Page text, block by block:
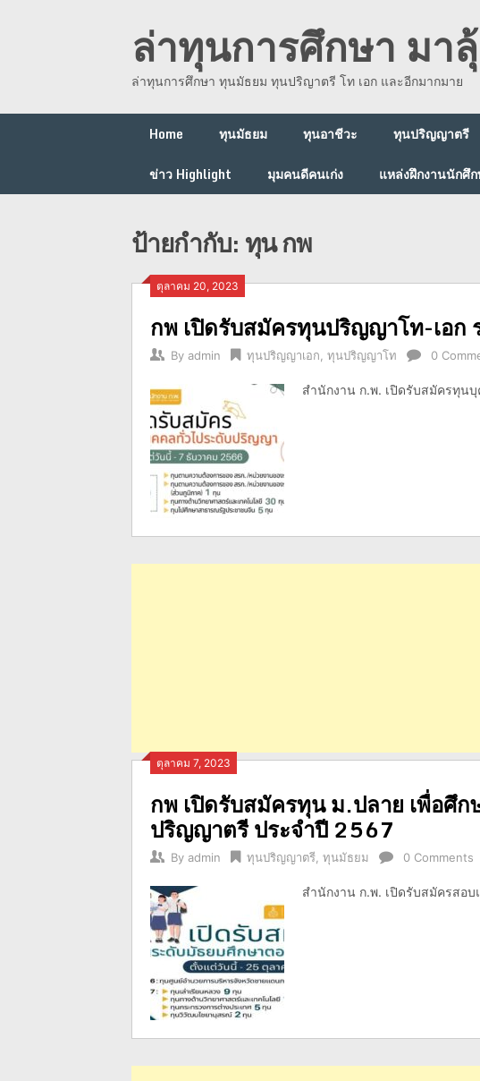
ล่าทุนการศึกษา มา
ล่าทุนการศึกษา ทุนมัธยม ทุนปริญาตรี โท เอก และอีกมากมาย
Home ทุนมัธยม ทุนอาชีวะ ทุนปริญญาตรี
ข่าว Highlight
มุมคนดีคนเก่ง แหล่งฝึกงานนักศึ
ป้ายกำกับ:ทุน กพ
ตุลาคม 20, 2023
กพ เปิดรับสมัครทุนปริญญาโท-เอก
By admin ทุนปริญญาเอก ทุนปริญญาโท 0
สำนักงาน ก.พ. เปิดรับสมัครทุ
ตุลาคม 7, 2023
กพ เปิดรับสมัครทุน ม.ปลาย เพื่อศึก
ปริญญาตรี ประจำปี 2567
By admin ทุนปริญญาตรี ทุนมัธยม 0 Comments
สำนักงาน ก.พ. เปิดรับสมัครสอ